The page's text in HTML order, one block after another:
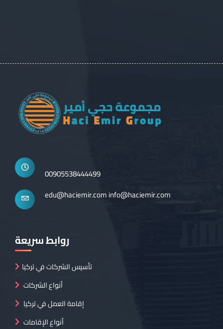
00905538444499
edu@haciemir.cominfo@haciemir.com
روابط سريعة
تأسيس الشركات في تركيا
أنواع الشركات
إقامة العمل في تركيا
أنواع الإقامات